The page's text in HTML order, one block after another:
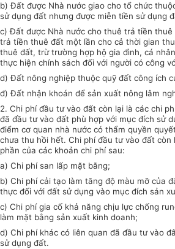
b) Đất được Nhà nước giao cho tổ chức
sử dụng đất nhưng được miễn tiền sử dụng
c) Đất được Nhà nước cho thuê trả tiền
trả tiền thuê đất một lần cho cả thời gian
thuê đất, trừtrường hợp hộ gia đình, cá
thực hiện chính sách đối với người có công
d) Đất nông nghiệp thuộc quỹ đất công ích
đ) Đất nhận khoán để sản xuất nông lâm
2. Chi phí đầu tư vào đất còn lại là các chi
đã đầu tư vào đất phù hợp với mục đích sử
điểm cơ quan nhà nước có thẩm quyền
chưa thu hồi hết. Chi phí đầu tư vào đất
phần của các khoản chi phí sau:
a) Chi phí san lấp mặt bằng;
b) Chi phí cải tạo làm tăng độ màu mỡ của
thực đối với đất sử dụng vào mục đích sản
c) Chi phí gia cố khả năng chịu lực chống
làm mặt bằng sản xuất kinh doanh;
d) Chi phí khác có liên quan đã đầu tư vào
sử dụng đất.